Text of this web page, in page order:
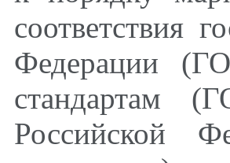
соответствия
Федерации
стандартам
Российской